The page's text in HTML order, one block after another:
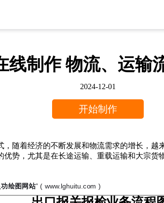
线制作 物流、运输
2024-12-01
开始制作
随着经济的不断发展和物流需求的增长，
势，尤其是在长途运输、重载运输和大宗货